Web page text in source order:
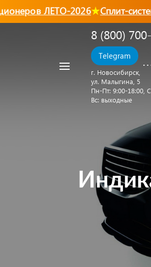
ЛЕТО-2026 Сплит-системы
в каталоге
Найти
Telegram
г. Новосибирск,
ул. Малыгина, 5
Пн‑Пт: 9:00‑18:00,
Вс: выходные